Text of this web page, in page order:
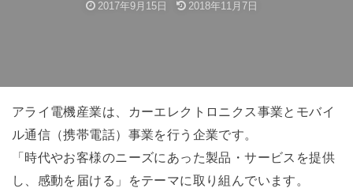
2017年9月15日 2018年11月7日
アライ電機産業は、カーエレクトロニクス事業とモバイ
ル通信（携帯電話）事業を行う企業です。
「時代やお客様のニーズにあった製品・サービスを提供
し、感動を届ける」をテーマに取り組んでいます。